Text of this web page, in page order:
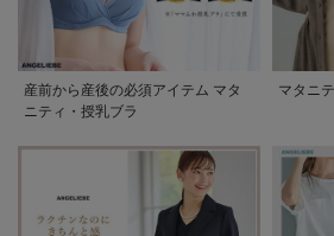
産前から産後の必須アイテム マタ
ニティ・授乳ブラ
マタニ